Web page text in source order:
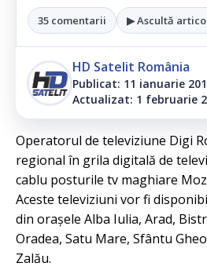
35 comentarii ▶ Ascultă
HD Satelit România
Publicat: 11 ianuarie
Actualizat: 1 februarie
Operatorul de televiziune Digi
regional în grila digitală de
cablu posturile tv maghiare
Aceste televiziuni vor fi
din orașele Alba Iulia, Arad,
Oradea, Satu Mare, Sfântu
Zalău.